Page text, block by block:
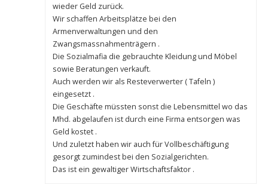
wieder Geld zurück.
Wir schaffen Arbeitsplätze bei den
Armenverwaltungen und den
Zwangsmassnahmenträgern .
Die Sozialmafia die gebrauchte Kleidung und Möbel
sowie Beratungen verkauft.
Auch werden wir als Resteverwerter ( Tafeln )
eingesetzt .
Die Geschäfte müssten sonst die Lebensmittel wo das
Mhd. abgelaufen ist durch eine Firma entsorgen was
Geld kostet .
Und zuletzt haben wir auch für Vollbeschäftigung
gesorgt zumindest bei den Sozialgerichten.
Das ist ein gewaltiger Wirtschaftsfaktor .